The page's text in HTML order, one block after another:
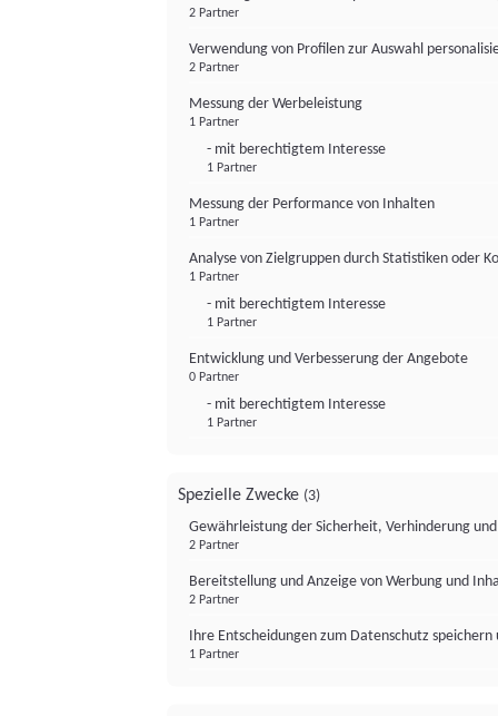
2 Partner
Verwendung von Profilen zur Auswahl
2 Partner
Messung der Werbeleistung
1 Partner
- mit berechtigtem Interesse
1 Partner
Messung der Performance von Inhalten
1 Partner
Analyse von Zielgruppen durch Statistiken oder
1 Partner
- mit berechtigtem Interesse
1 Partner
Entwicklung und Verbesserung der Angebote
0 Partner
- mit berechtigtem Interesse
1 Partner
Spezielle Zwecke (3)
Gewährleistung der Sicherheit, Verhinderung
2 Partner
Bereitstellung und Anzeige von Werbung und
2 Partner
Ihre Entscheidungen zum Datenschutz
1 Partner